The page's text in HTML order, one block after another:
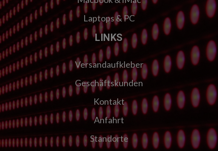
Laptops & PC
LINKS
Versandaufkleber
Geschäftskunden
Kontakt
Anfahrt
Standorte